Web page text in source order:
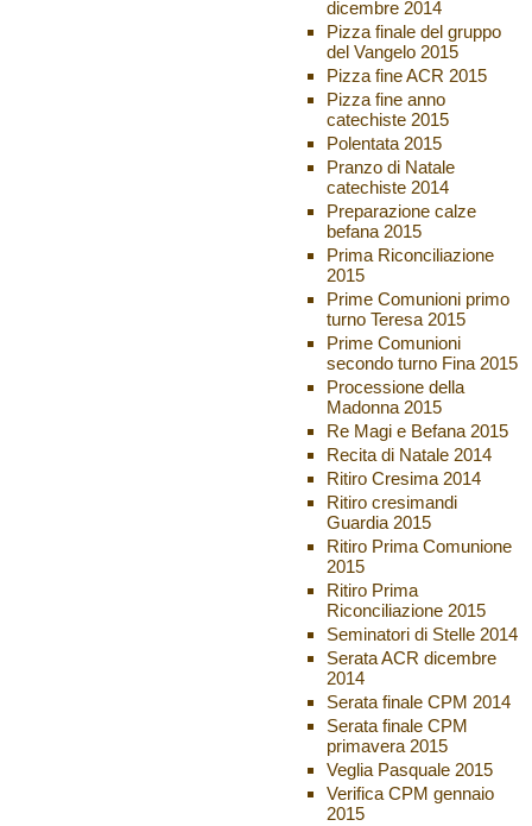
dicembre 2014
Pizza finale del gruppo
del Vangelo 2015
Pizza fine ACR 2015
Pizza fine anno
catechiste 2015
Polentata 2015
Pranzo di Natale
catechiste 2014
Preparazione calze
befana 2015
Prima Riconciliazione
2015
Prime Comunioni primo
turno Teresa 2015
Prime Comunioni
secondo turno Fina 2015
Processione della
Madonna 2015
Re Magi e Befana 2015
Recita di Natale 2014
Ritiro Cresima 2014
Ritiro cresimandi
Guardia 2015
Ritiro Prima Comunione
2015
Ritiro Prima
Riconciliazione 2015
Seminatori di Stelle 2014
Serata ACR dicembre
2014
Serata finale CPM 2014
Serata finale CPM
primavera 2015
Veglia Pasquale 2015
Verifica CPM gennaio
2015